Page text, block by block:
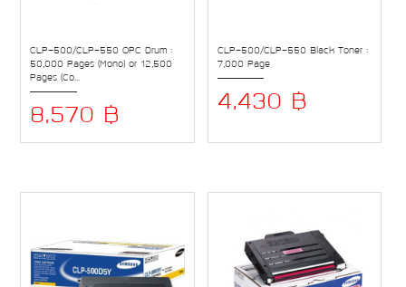
CLP-500/CLP-550 OPC Drum :
50,000 Pages (Mono) or 12,500
Pages (Co...
8,570 ฿
CLP-500/CLP-550 Black Toner :
7,000 Page
4,430 ฿